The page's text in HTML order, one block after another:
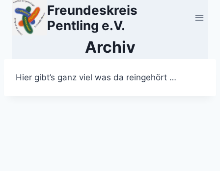
Zum
Inhalt
springen
Freundeskreis
Pentling e.V.
Archiv
Hier gibt’s ganz viel was da reingehört …